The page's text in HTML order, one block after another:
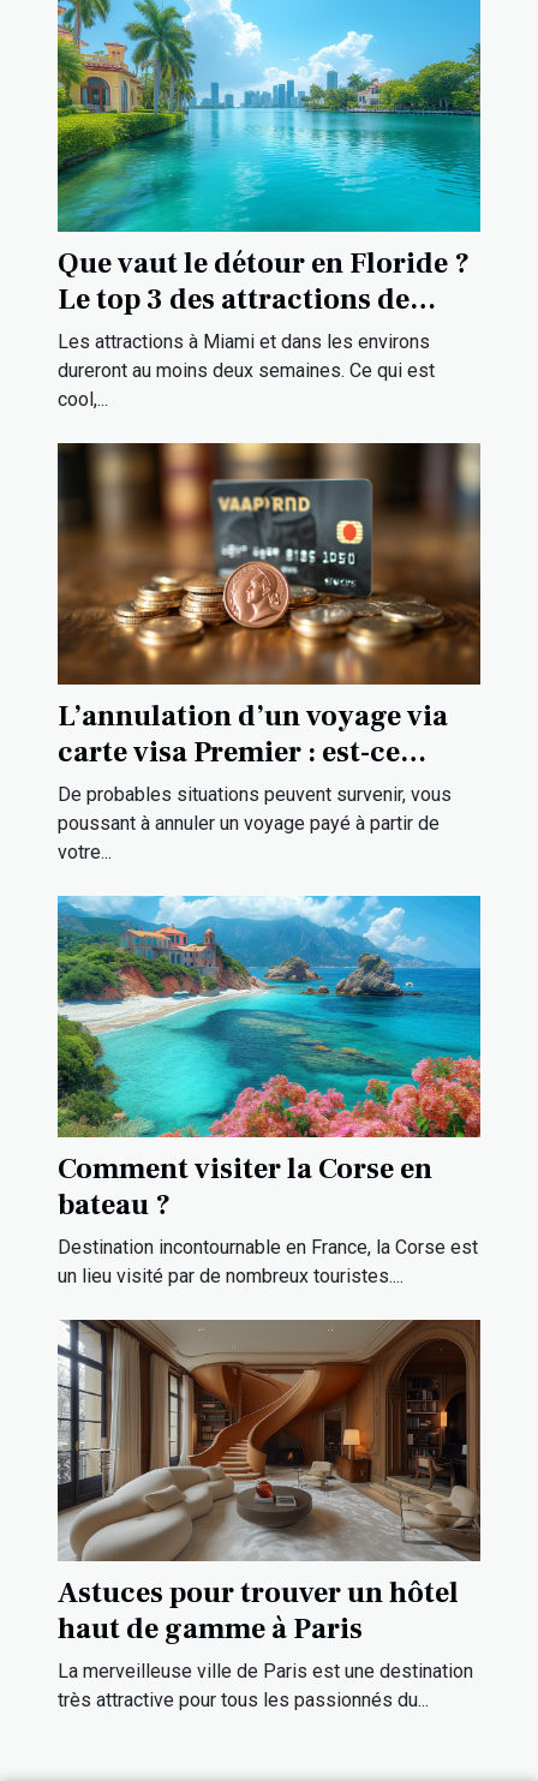
Que vaut le détour en Floride ?
Le top 3 des attractions de
Miami et ses environs
Les attractions à Miami et dans les environs
dureront au moins deux semaines. Ce qui est
cool,...
L’annulation d’un voyage via
carte visa Premier : est-ce
possible ?
De probables situations peuvent survenir, vous
poussant à annuler un voyage payé à partir de
votre...
Comment visiter la Corse en
bateau ?
Destination incontournable en France, la Corse est
un lieu visité par de nombreux touristes....
Astuces pour trouver un hôtel
haut de gamme à Paris
La merveilleuse ville de Paris est une destination
très attractive pour tous les passionnés du...